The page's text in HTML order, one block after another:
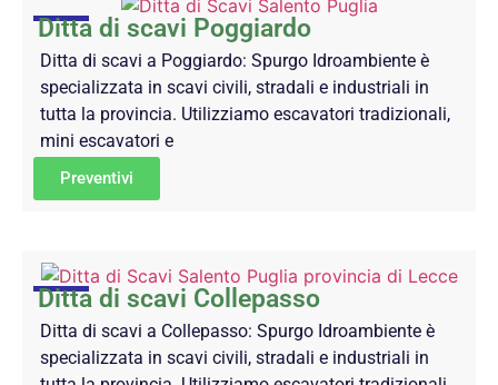
Ditta di scavi Poggiardo
Ditta di scavi a Poggiardo: Spurgo Idroambiente è
specializzata in scavi civili, stradali e industriali in
tutta la provincia. Utilizziamo escavatori tradizionali,
mini escavatori e
Preventivi
Ditta di scavi Collepasso
Ditta di scavi a Collepasso: Spurgo Idroambiente è
specializzata in scavi civili, stradali e industriali in